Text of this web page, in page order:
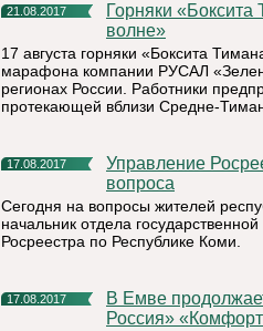
21.08.2017
Горняки «Боксита Тимана» присоединились к «Зеленой
волне»
17 августа горняки «Боксита
марафона компании РУСАЛ
регионах России. Работники
протекающей вблизи Средне-
17.08.2017
Управление Росреестра по Республике Коми: три актуальных
вопроса
Сегодня на вопросы жителей
начальник отдела
Росреестра по Республике Коми.
17.08.2017
В Емве продолжается реализация проекта партии «Единая
Россия»